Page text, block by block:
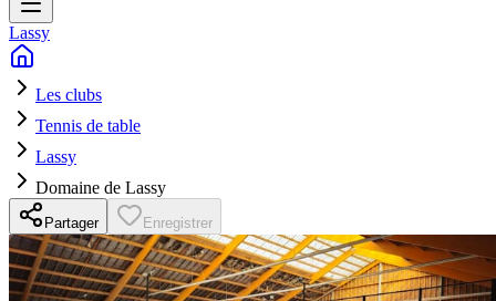
Lassy
Les clubs
Tennis de table
Lassy
Domaine de Lassy
Partager Enregistrer